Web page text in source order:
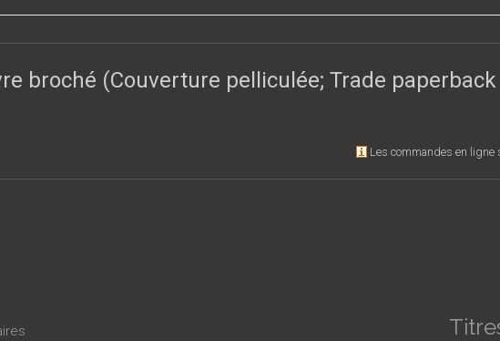
s’imaginer sur une échelle plus vaste en repoussant ses coordonnées
débouche sur un « désenclavement » de l’espace imaginaire de la
remise en question globale des versions nationalistes de l’histoire irlandaise.
broché (Couverture pelliculée; Trade paperback
Les commandes en ligne